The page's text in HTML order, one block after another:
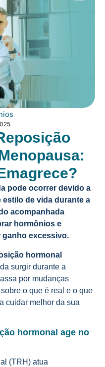
pode ocorrer devido a
de vida durante a
acompanhada
hormônios e
ganho excessivo.
hormonal
surgir durante a
por mudanças
o que é real e o que
cuidar melhor da sua
hormonal age no
(TRH) atua